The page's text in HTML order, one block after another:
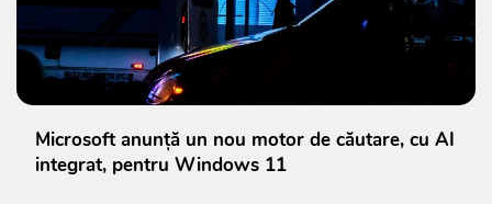
Microsoft anunţă un nou motor de căutare, cu AI
integrat, pentru Windows 11